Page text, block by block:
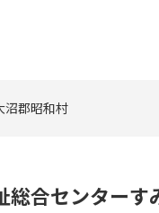
沼郡昭和村
総合センター